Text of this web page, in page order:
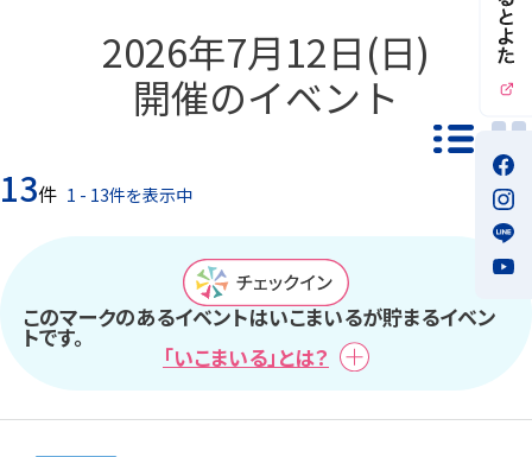
2026年7月12日(日)
開催のイベント
13件 1 - 13件を表示中
一覧
このマークのあるイベントはいこまいるが貯まるイベン
トです。
「いこまいる」とは？